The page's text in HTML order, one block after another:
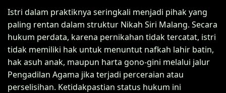
Istri dalam praktiknya seringkali menjadi pihak yang
paling rentan dalam struktur Nikah Siri Malang. Secara
hukum perdata, karena pernikahan tidak tercatat, istri
tidak memiliki hak untuk menuntut nafkah lahir batin,
hak asuh anak, maupun harta gono-gini melalui jalur
Pengadilan Agama jika terjadi perceraian atau
perselisihan. Ketidakpastian status hukum ini